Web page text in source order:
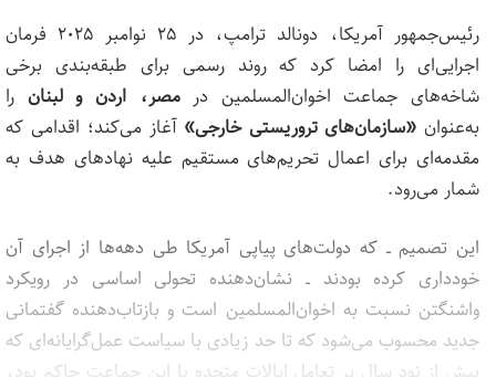
رئیس‌جمهور آمریکا، دونالد ترامپ، در ۲۵ نوامبر ۲۰۲۵ فرمان
اجرایی‌ای را امضا کرد که روند رسمی برای طبقه‌بندی برخی
شاخه‌های جماعت اخوان‌المسلمین درمصر، اردن و لبنان را
به‌عنوان «سازمان‌های تروریستی خارجی» آغاز می‌کند؛ اقدامی که
مقدمه‌ای برای اعمال تحریم‌های مستقیم علیه نهادهای هدف به
شمار می‌رود.
این تصمیم ــ که دولت‌های پیاپی آمریکا طی دهه‌ها از اجرای آن
خودداری کرده بودند ــ نشان‌دهنده تحولی اساسی در رویکرد
واشنگتن نسبت به اخوان‌المسلمین است و بازتاب‌دهنده‌ گفتمانی
جدید محسوب می‌شود که تا حد زیادی با سیاست عمل‌گرایانه‌ای که
بیش از نود سال بر تعامل ایالات متحده با این جماعت حاکم بود،